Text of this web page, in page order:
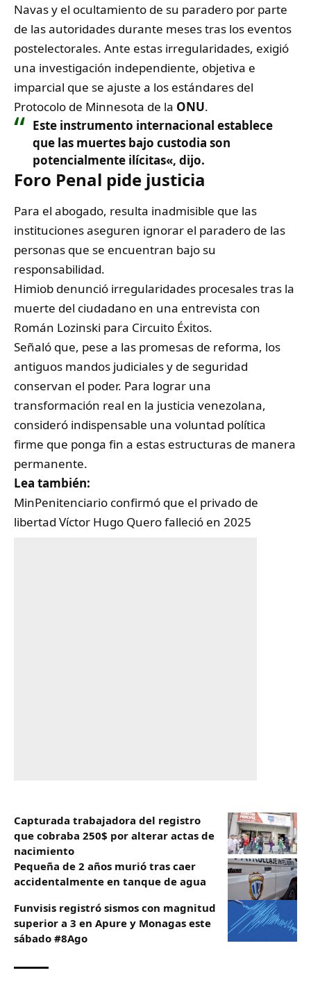
Navas y el ocultamiento de su paradero por parte
de las autoridades durante meses tras los eventos
postelectorales. Ante estas irregularidades, exigió
una investigación independiente, objetiva e
imparcial que se ajuste a los estándares del
Protocolo de Minnesota de la ONU.
Este instrumento internacional establece
que las muertes bajo custodia son
potencialmente ilícitas«, dijo.
Foro Penal pide justicia
Para el abogado, resulta inadmisible que las
instituciones aseguren ignorar el paradero de las
personas que se encuentran bajo su
responsabilidad.
Himiob denunció irregularidades procesales tras la
muerte del ciudadano en una entrevista con
Román Lozinski para Circuito Éxitos.
Señaló que, pese a las promesas de reforma, los
antiguos mandos judiciales y de seguridad
conservan el poder. Para lograr una
transformación real en la justicia venezolana,
consideró indispensable una voluntad política
firme que ponga fin a estas estructuras de manera
permanente.
Lea también:
MinPenitenciario confirmó que el privado de
libertad Víctor Hugo Quero falleció en 2025
Capturada trabajadora del registro
que cobraba 250$ por alterar actas de
nacimiento
Pequeña de 2 años murió tras caer
accidentalmente en tanque de agua
Funvisis registró sismos con magnitud
superior a 3 en Apure y Monagas este
sábado #8Ago